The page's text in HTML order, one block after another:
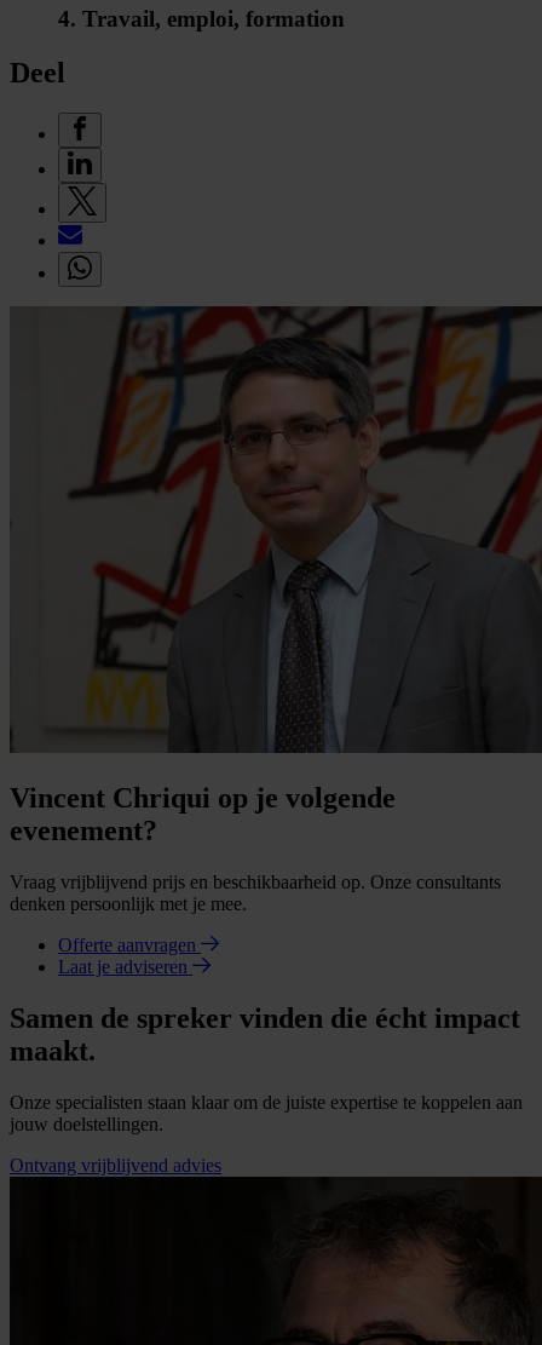
4. Travail, emploi, formation
Deel
Vincent Chriqui op je volgende
evenement?
Vraag vrijblijvend prijs en beschikbaarheid op. Onze consultants
denken persoonlijk met je mee.
Offerte aanvragen
Laat je adviseren
Samen de spreker vinden die écht impact
maakt.
Onze specialisten staan klaar om de juiste expertise te koppelen aan
jouw doelstellingen.
Ontvang vrijblijvend advies